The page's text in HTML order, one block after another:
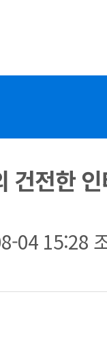
건전한
04 15:28